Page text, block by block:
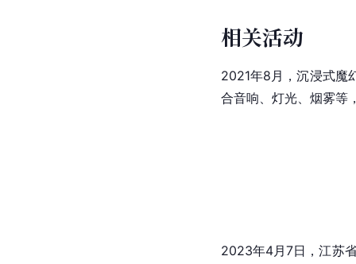
相关活动
2021年8月，沉浸式魔
合音响、灯光、烟雾等
2023年4月7日，江苏